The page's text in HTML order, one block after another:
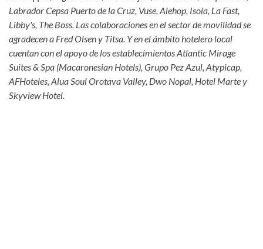
Labrador Cepsa Puerto de la Cruz, Vuse, Alehop, Isola, La Fast,
Libby's, The Boss. Las colaboraciones en el sector de movilidad se
agradecen a Fred Olsen y Titsa. Y en el ámbito hotelero local
cuentan con el apoyo de los establecimientos Atlantic Mirage
Suites & Spa (Macaronesian Hotels), Grupo Pez Azul, Atypicap,
AFHoteles, Alua Soul Orotava Valley, Dwo Nopal, Hotel Marte y
Skyview Hotel.